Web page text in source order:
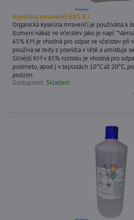
Kyselina mravenčí 65% 5 l
Organická kyselina mravenčí je používána k
tlumení nákaz ve včelstev jako je např.
65% KM je vhodná pro odpar ve včelstev při
používá se tedy z pravidla v létě a umisťuje
Silnější KM v 85% roztoku je vhodná pro
podmetu, apod.) v teplotách 10°C až 20°C,
podzim.
Dostupnost:Skladem